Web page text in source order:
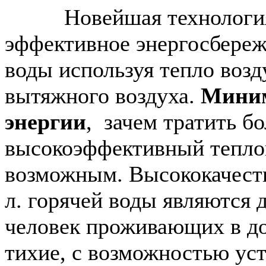
Новейшая технология
эффективное
воды используя тепло
вытяжного воздуха.
энергии, зачем тратить
высокоэффективный
возможным.
л. горячей воды являются
человек проживающих в
тихие, с возможностью